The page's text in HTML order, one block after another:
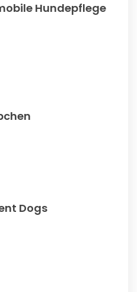
Hundepflege
Dogs